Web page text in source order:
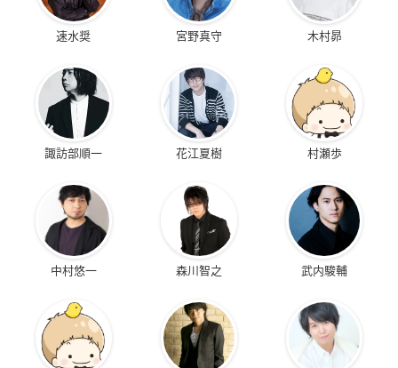
速水奨 宮野真守 木村昴
諏訪部順一 花江夏樹 村瀬歩
中村悠一 森川智之 武内駿輔